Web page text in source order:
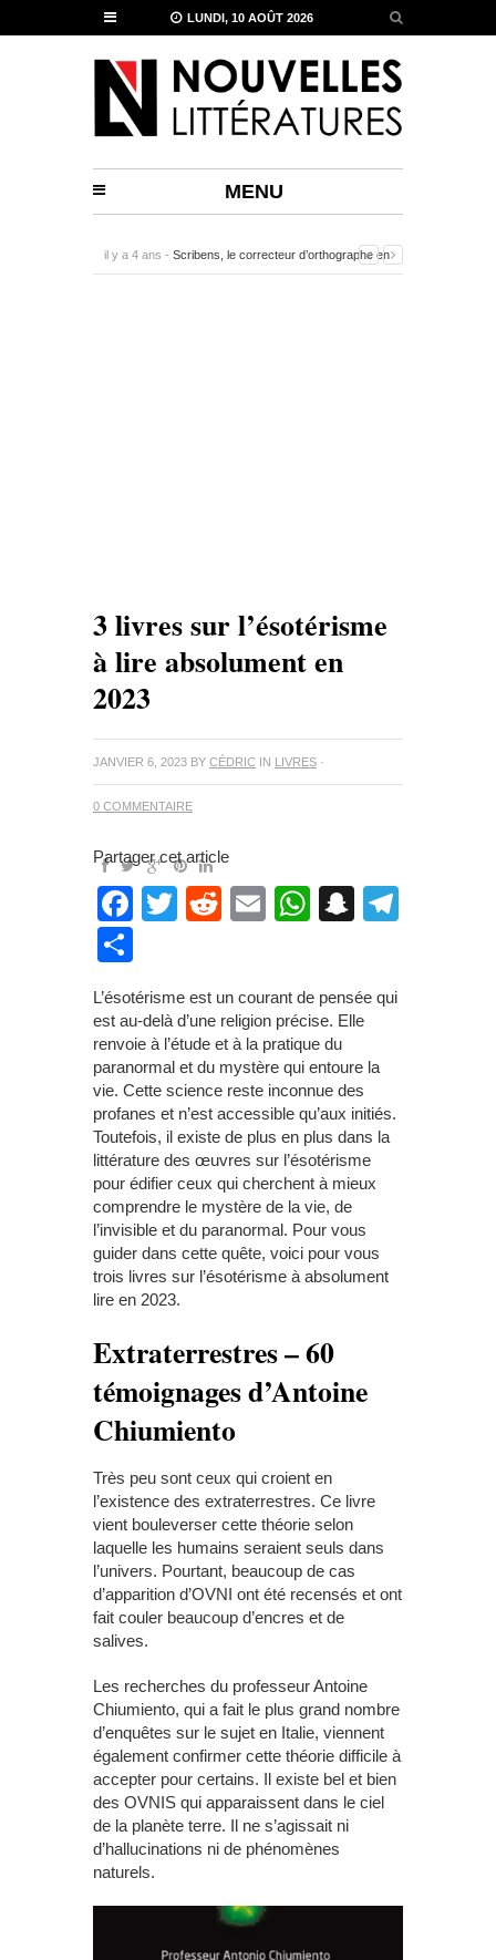
LUNDI, 10 AOÛT 2026
MENU
il y a 5 ans - Comment savoir si un stylo Montblanc est
3 livres sur l’ésotérisme
à lire absolument en
2023
JANVIER 6, 2023 BY CÉDRIC IN LIVRES ·
0 COMMENTAIRE
Partager cet article
Facebook
Twitter
RedditEmailWhatsApp
L’ésotérisme est un courant de pensée qui
est au-delà d’une religion précise. Elle
renvoie à l’étude et à la pratique du
paranormal et du mystère qui entoure la
vie. Cette science reste inconnue des
profanes et n’est accessible qu’aux initiés.
Toutefois, il existe de plus en plus dans la
littérature des œuvres sur l’ésotérisme
pour édifier ceux qui cherchent à mieux
comprendre le mystère de la vie, de
l’invisible et du paranormal. Pour vous
guider dans cette quête, voici pour vous
trois livres sur l’ésotérisme à absolument
lire en 2023.
Extraterrestres – 60
témoignages d’Antoine
Chiumiento
Très peu sont ceux qui croient en
l’existence des extraterrestres. Ce livre
vient bouleverser cette théorie selon
laquelle les humains seraient seuls dans
l’univers. Pourtant, beaucoup de cas
d’apparition d’OVNI ont été recensés et ont
fait couler beaucoup d’encres et de
salives.
Les recherches du professeur Antoine
Chiumiento, qui a fait le plus grand nombre
d’enquêtes sur le sujet en Italie, viennent
également confirmer cette théorie difficile à
accepter pour certains. Il existe bel et bien
des OVNIS qui apparaissent dans le ciel
de la planète terre. Il ne s’agissait ni
d’hallucinations ni de phénomènes
naturels.